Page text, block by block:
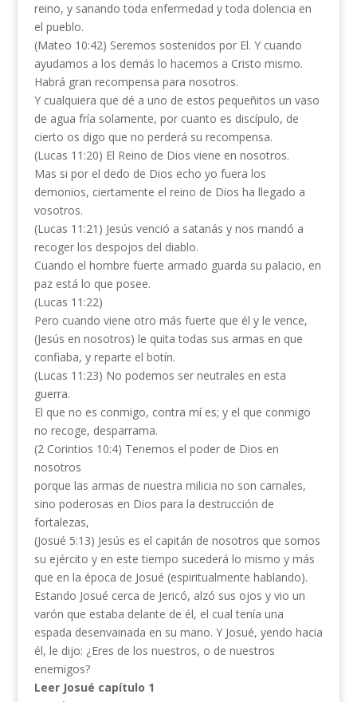
reino, y sanando toda enfermedad y toda dolencia en
el pueblo.
(Mateo 10:42) Seremos sostenidos por El. Y cuando
ayudamos a los demás lo hacemos a Cristo mismo.
Habrá gran recompensa para nosotros.
Y cualquiera que dé a uno de estos pequeñitos un vaso
de agua fría solamente, por cuanto es discípulo, de
cierto os digo que no perderá su recompensa.
(Lucas 11:20) El Reino de Dios viene en nosotros.
Mas si por el dedo de Dios echo yo fuera los
demonios, ciertamente el reino de Dios ha llegado a
vosotros.
(Lucas 11:21) Jesús venció a satanás y nos mandó a
recoger los despojos del diablo.
Cuando el hombre fuerte armado guarda su palacio, en
paz está lo que posee.
(Lucas 11:22)
Pero cuando viene otro más fuerte que él y le vence,
(Jesús en nosotros) le quita todas sus armas en que
confiaba, y reparte el botín.
(Lucas 11:23) No podemos ser neutrales en esta
guerra.
El que no es conmigo, contra mí es; y el que conmigo
no recoge, desparrama.
(2 Corintios 10:4) Tenemos el poder de Dios en
nosotros
porque las armas de nuestra milicia no son carnales,
sino poderosas en Dios para la destrucción de
fortalezas,
(Josué 5:13) Jesús es el capitán de nosotros que somos
su ejército y en este tiempo sucederá lo mismo y más
que en la época de Josué (espiritualmente hablando).
Estando Josué cerca de Jericó, alzó sus ojos y vio un
varón que estaba delante de él, el cual tenía una
espada desenvainada en su mano. Y Josué, yendo hacia
él, le dijo: ¿Eres de los nuestros, o de nuestros
enemigos?
Leer Josué capítulo 1